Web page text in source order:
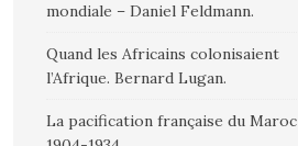
mondiale – Daniel Feldmann.
Quand les Africains colonisaient
l’Afrique. Bernard Lugan.
La pacification française du Maroc